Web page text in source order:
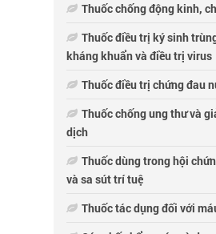
Thuốc chống động kinh,
Thuốc điều trị ký sinh
kháng khuẩn và điều trị virus
Thuốc điều trị chứng đau
Thuốc chống ung thư và
dịch
Thuốc dùng trong hội
và sa sút trí tuệ
Thuốc tác dụng đối với